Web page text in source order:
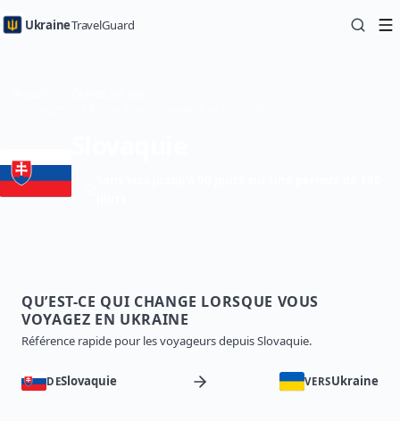
UkraineTravelGuard
QU’EST-CE QUI CHANGE LORSQUE VOUS
VOYAGEZ EN UKRAINE
Référence rapide pour les voyageurs depuis Slovaquie.
DESlovaquie VERSUkraine